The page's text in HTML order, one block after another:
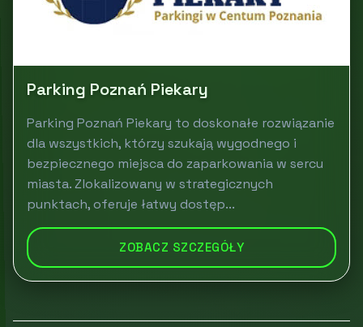
Parking Poznań Piekary
Parking Poznań Piekary to doskonałe rozwiązanie
dla wszystkich, którzy szukają wygodnego i
bezpiecznego miejsca do zaparkowania w sercu
miasta. Zlokalizowany w strategicznych
punktach, oferuje łatwy dostęp...
ZOBACZ SZCZEGÓŁY